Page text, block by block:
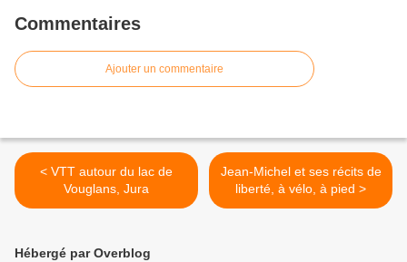
Commentaires
Ajouter un commentaire
< VTT autour du lac de
Vouglans, Jura
Jean-Michel et ses récits de
liberté, à vélo, à pied >
Hébergé par Overblog